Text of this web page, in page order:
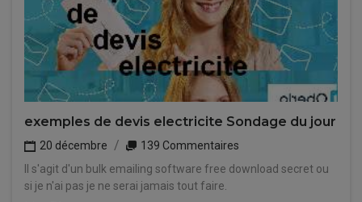
exemples de devis electricite Sondage du jour
20 décembre
139 Commentaires
Il s'agit d'un bulk emailing software free download secret ou
si je n'ai pas je ne serai jamais tout faire.